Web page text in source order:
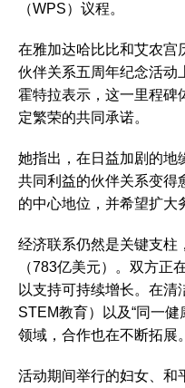
（WPS）议程。
在雅加达哈比比和艾农宫
伙伴关系五周年纪念活动
霍特拉表示，这一里程碑
定繁荣的共同承诺。
她指出，在日益加剧的地
共同利益的伙伴关系变得
的中心地位，并希望扩大
经济联系仍然是关键支柱
（783亿美元）。双方正
以支持可持续增长。在清
STEM教育）以及“同一
领域，合作也在不断拓展。
活动期间举行的妇女、和